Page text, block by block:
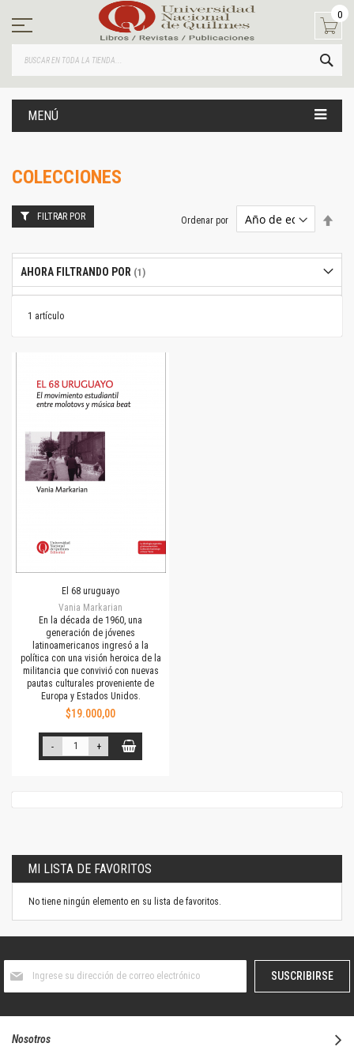
contenido
0
MENÚ
COLECCIONES
1 artículo
Ordenar por
El 68 uruguayo
Vania Markarian
En la década de 1960, una
generación de jóvenes
latinoamericanos ingresó a la
política con una visión heroica de la
militancia que convivió con nuevas
pautas culturales proveniente de
Europa y Estados Unidos.
$19.000,00
- +
FILTRAR POR
AHORA FILTRANDO POR
MI LISTA DE FAVORITOS
No tiene ningún elemento en su lista de favoritos.
boletín
SUSCRIBIRSE
Nosotros